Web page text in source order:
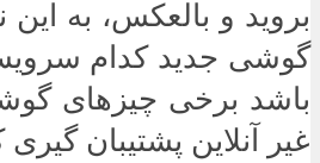
بروید و بالعکس، به
گوشی جدید کدام
باشد برخی چیزهای
غیر آنلاین پشتیبان گیری